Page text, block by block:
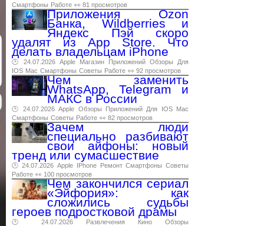
Смартфоны Работе 👀 81 просмотров
Приложения Ozon
Банка, Wildberries и
Яндекс Пэй скоро
удалят из App Store. Что
делать владельцам iPhone
🕑 24.07.2026 Apple Магазин Приложений Обзоры
Для
IOS Mac Смартфоны Советы Работе 👀 92 просмотров
Чем заменить
WhatsApp, Telegram и
МАКС в России
🕑 24.07.2026 Apple Обзоры Приложений Для IOS
Mac
Смартфоны Советы Работе 👀 82 просмотров
Зачем люди
специально разбивают
свои айфоны: новый
тренд или сумасшествие
🕑 24.07.2026 Apple IPhone Ремонт Смартфоны Советы
Работе 👀 100 просмотров
Чем закончился сериал
«Эйфория»: как
сложились судьбы
героев подростковой драмы
🕑 24.07.2026 Развлечения Кино
Обзоры